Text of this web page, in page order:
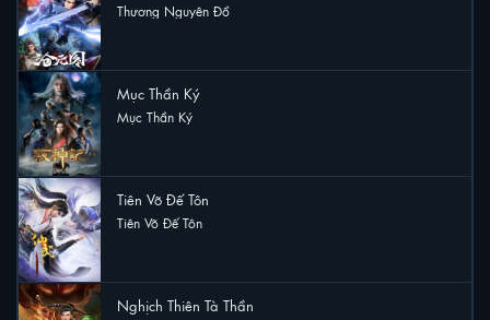
Thương Nguyên Đồ
Mục Thần Ký
Mục Thần Ký
Tiên Võ Đế Tôn
Tiên Võ Đế Tôn
Nghịch Thiên Tà Thần